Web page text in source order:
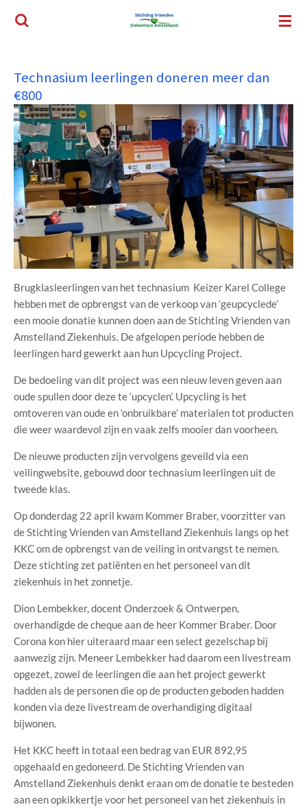
Ga
direct
hoofdinhoud
Technasium leerlingen doneren meer dan
€800
Brugklasleerlingen van het technasium Keizer Karel College
hebben met de opbrengst van de verkoop van ‘geupcyclede’
een mooie donatie kunnen doen aan de Stichting Vrienden van
Amstelland Ziekenhuis. De afgelopen periode hebben de
leerlingen hard gewerkt aan hun Upcycling Project.
De bedoeling van dit project was een nieuw leven geven aan
oude spullen door deze te ‘upcyclen’. Upcycling is het
omtoveren van oude en ‘onbruikbare’ materialen tot producten
die weer waardevol zijn en vaak zelfs mooier dan voorheen.
De nieuwe producten zijn vervolgens geveild via een
veilingwebsite, gebouwd door technasium leerlingen uit de
tweede klas.
Op donderdag 22 april kwam Kommer Braber, voorzitter van
de Stichting Vrienden van Amstelland Ziekenhuis langs op het
KKC om de opbrengst van de veiling in ontvangst te nemen.
Deze stichting zet patiënten en het personeel van dit
ziekenhuis in het zonnetje.
Dion Lembekker, docent Onderzoek & Ontwerpen,
overhandigde de cheque aan de heer Kommer Braber. Door
Corona kon hier uiteraard maar een select gezelschap bij
aanwezig zijn. Meneer Lembekker had daarom een livestream
opgezet, zowel de leerlingen die aan het project gewerkt
hadden als de personen die op de producten geboden hadden
konden via deze livestream de overhandiging digitaal
bijwonen.
Het KKC heeft in totaal een bedrag van EUR 892,95
opgehaald en gedoneerd. De Stichting Vrienden van
Amstelland Ziekenhuis denkt eraan om de donatie te besteden
aan een opkikkertje voor het personeel van het ziekenhuis in